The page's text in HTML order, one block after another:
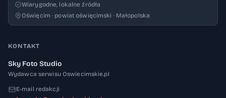
Wiarygodne, lokalne źródła
Oświęcim · powiat oświęcimski · Małopolska
KONTAKT
Sky Foto Studio
Wydawca serwisu Oswiecimskie.pl
E-mail redakcji